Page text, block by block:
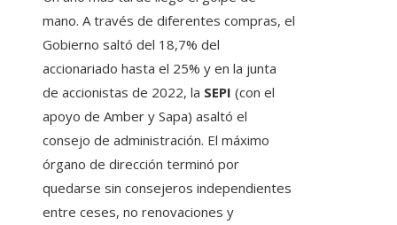
mano. A través de diferentes compras, el
Gobierno saltó del 18,7% del
accionariado hasta el 25% y en la junta
de accionistas de 2022, la SEPI (con el
apoyo de Amber y Sapa) asaltó el
consejo de administración. El máximo
órgano de dirección terminó por
quedarse sin consejeros independientes
entre ceses, no renovaciones y